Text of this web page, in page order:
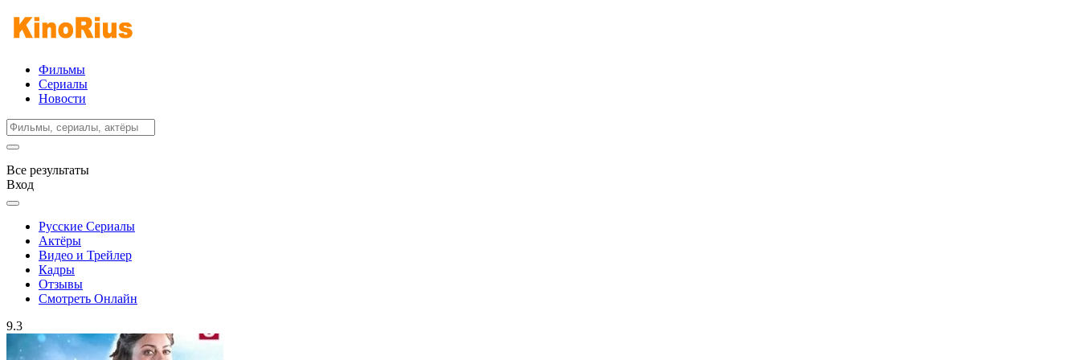
Фильмы
Сериалы
Новости
Все результаты
Вход
Русские Сериалы
Актёры
Видео и Трейлер
Кадры
Отзывы
Смотреть Онлайн
9.3